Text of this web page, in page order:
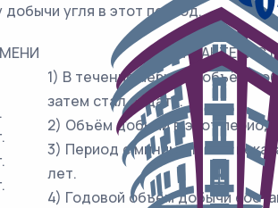
добычи угля в этот период.
1) В течение периода объём
затем стал падать.
2) Объём добычи в этот
3) Период с минимальным
лет.
4) Годовой объём добычи